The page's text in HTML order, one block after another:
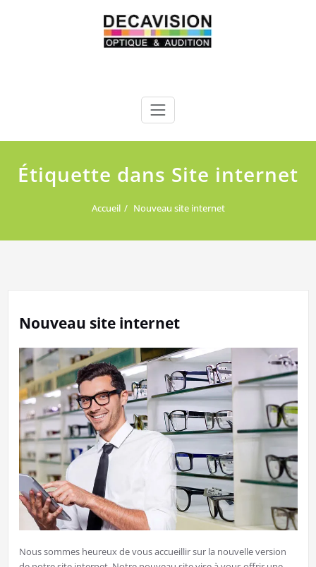
Étiquette dans Site internet
Accueil Nouveau site internet
Nouveau site internet
Nous sommes heureux de vous accueillir sur la nouvelle version